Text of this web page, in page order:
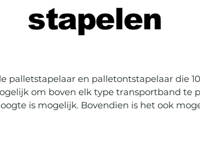
stapelen
palletstapelaar en palletontstapelaar die
om boven elk type transportband te
is mogelijk. Bovendien is het ook